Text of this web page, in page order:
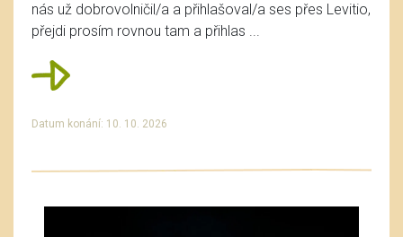
nás už dobrovolničil/a a přihlašoval/a ses přes Levitio,
přejdi prosím rovnou tam a přihlas ...
Datum konání: 10. 10. 2026